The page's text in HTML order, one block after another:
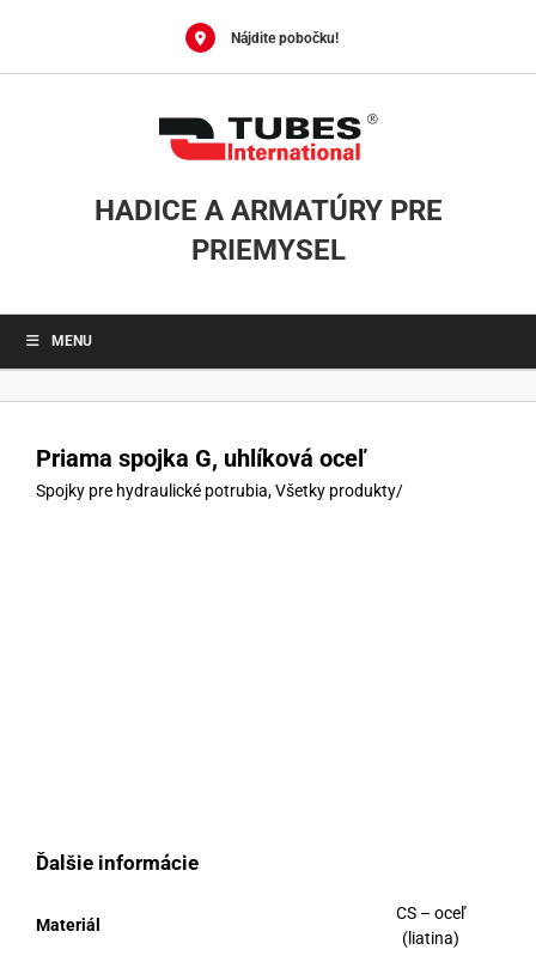
Nájdite pobočku!
HADICE A ARMATÚRY PRE
PRIEMYSEL
MENU
Priama spojka G, uhlíková oceľ
Spojky pre hydraulické potrubia,Všetky produkty/
Ďalšie informácie
Materiál
CS – oceľ
(liatina)